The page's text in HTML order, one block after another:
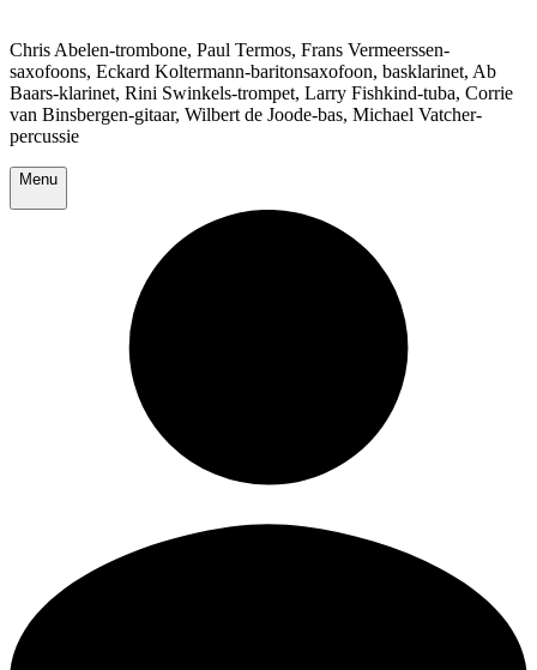
Chris Abelen-trombone, Paul Termos, Frans Vermeerssen-
saxofoons, Eckard Koltermann-baritonsaxofoon, basklarinet, Ab
Baars-klarinet, Rini Swinkels-trompet, Larry Fishkind-tuba, Corrie
van Binsbergen-gitaar, Wilbert de Joode-bas, Michael Vatcher-
percussie
Menu